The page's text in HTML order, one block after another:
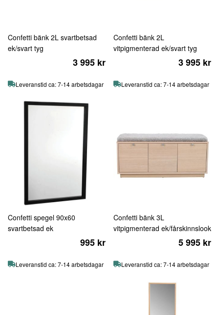
Confetti bänk 2L svartbetsad
ek/svart tyg
3 995 kr
Leveranstid ca: 7-14 arbetsdagar
Confetti bänk 2L
vitpigmenterad ek/svart tyg
3 995 kr
Leveranstid ca: 7-14 arbetsdagar
Confetti spegel 90x60
svartbetsad ek
995 kr
Leveranstid ca: 7-14 arbetsdagar
Confetti bänk 3L
vitpigmenterad ek/fårskinnslook
5 995 kr
Leveranstid ca: 7-14 arbetsdagar